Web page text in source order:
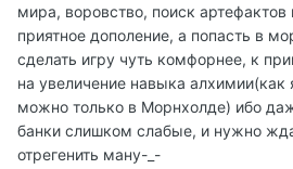
мира, воровство, поиск
приятное дополение, а попасть в
сделать игру чуть комфорнее, к
на увеличение навыка алхимии(как
можно только в Морнхолде) ибо
банки слишком слабые, и нужно
отрегенить ману-_-